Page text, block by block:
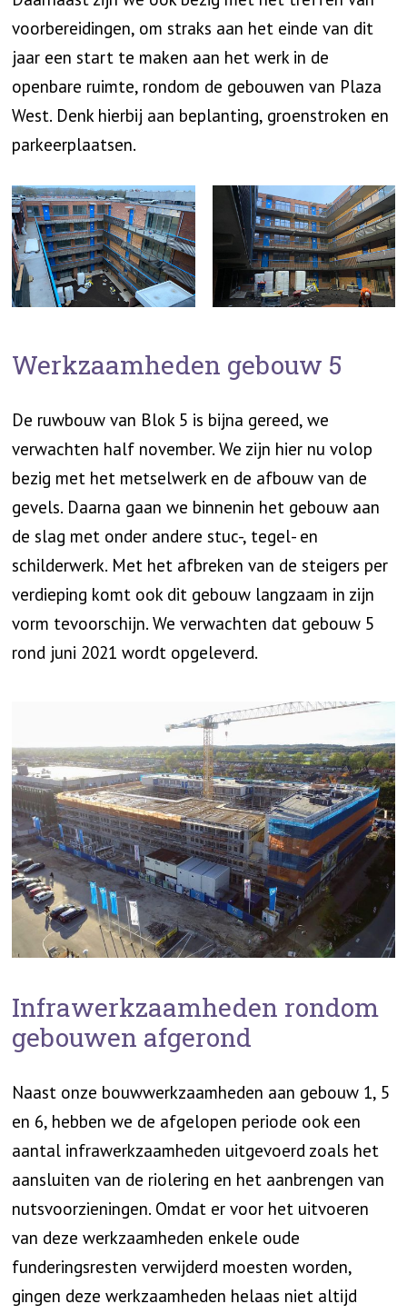
voorbereidingen, om straks aan het einde van dit
jaar een start te maken aan het werk in de
openbare ruimte, rondom de gebouwen van Plaza
West. Denk hierbij aan beplanting, groenstroken en
parkeerplaatsen.
Werkzaamheden gebouw 5
De ruwbouw van Blok 5 is bijna gereed, we
verwachten half november. We zijn hier nu volop
bezig met het metselwerk en de afbouw van de
gevels. Daarna gaan we binnenin het gebouw aan
de slag met onder andere stuc-, tegel- en
schilderwerk. Met het afbreken van de steigers per
verdieping komt ook dit gebouw langzaam in zijn
vorm tevoorschijn. We verwachten dat gebouw 5
rond juni 2021 wordt opgeleverd.
Infrawerkzaamheden rondom
gebouwen afgerond
Naast onze bouwwerkzaamheden aan gebouw 1, 5
en 6, hebben we de afgelopen periode ook een
aantal infrawerkzaamheden uitgevoerd zoals het
aansluiten van de riolering en het aanbrengen van
nutsvoorzieningen. Omdat er voor het uitvoeren
van deze werkzaamheden enkele oude
funderingsresten verwijderd moesten worden,
gingen deze werkzaamheden helaas niet altijd